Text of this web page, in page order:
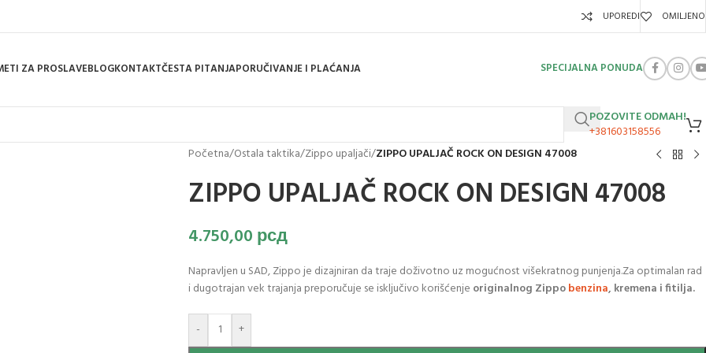
UPOREDI OMILJENO
ZA PROSLAVEBLOGKONTAKTČESTA PITANJAPORUČIVANJE I PLAĆANJA SPECIJALNA PONUDA
POZOVITE ODMAH!
+381603158556
Početna/Ostala taktika/Zippo upaljači/ZIPPO UPALJAČ ROCK ON DESIGN 47008
ZIPPO UPALJAČ ROCK ON DESIGN 47008
4.750,00 рсд
Napravljen u SAD, Zippo je dizajniran da traje doživotno uz mogućnost višekratnog punjenja.Za optimalan rad
i dugotrajan vek trajanja preporučuje se isključivo korišćenje originalnog Zippobenzina, kremena i fitilja.
- +